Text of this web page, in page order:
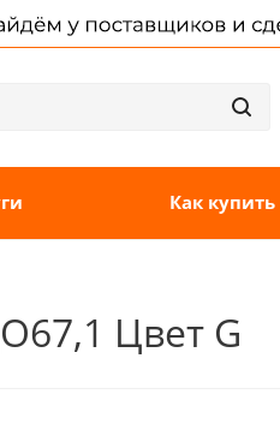
Как купить
Цвет G